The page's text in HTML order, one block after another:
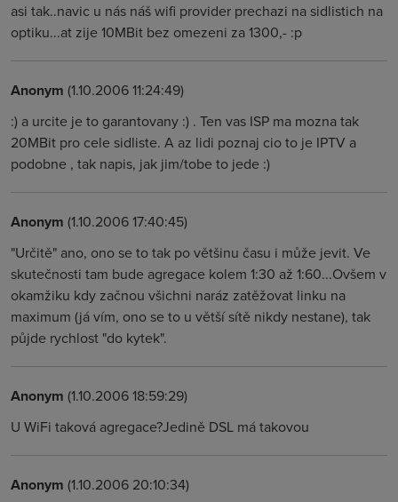
asi tak..navic u nás náš wifi provider prechazi na sidlistich na
optiku...at zije 10MBit bez omezeni za 1300,- :p
Anonym (1.10.2006 11:24:49)
:) a urcite je to garantovany :) . Ten vas ISP ma mozna tak
20MBit pro cele sidliste. A az lidi poznaj cio to je IPTV a
podobne , tak napis, jak jim/tobe to jede :)
Anonym (1.10.2006 17:40:45)
"Určitě" ano, ono se to tak po většinu času i může jevit. Ve
skutečnosti tam bude agregace kolem 1:30 až 1:60...Ovšem v
okamžiku kdy začnou všichni naráz zatěžovat linku na
maximum (já vím, ono se to u větší sítě nikdy nestane), tak
půjde rychlost "do kytek".
Anonym (1.10.2006 18:59:29)
U WiFi taková agregace?Jedině DSL má takovou
Anonym (1.10.2006 20:10:34)